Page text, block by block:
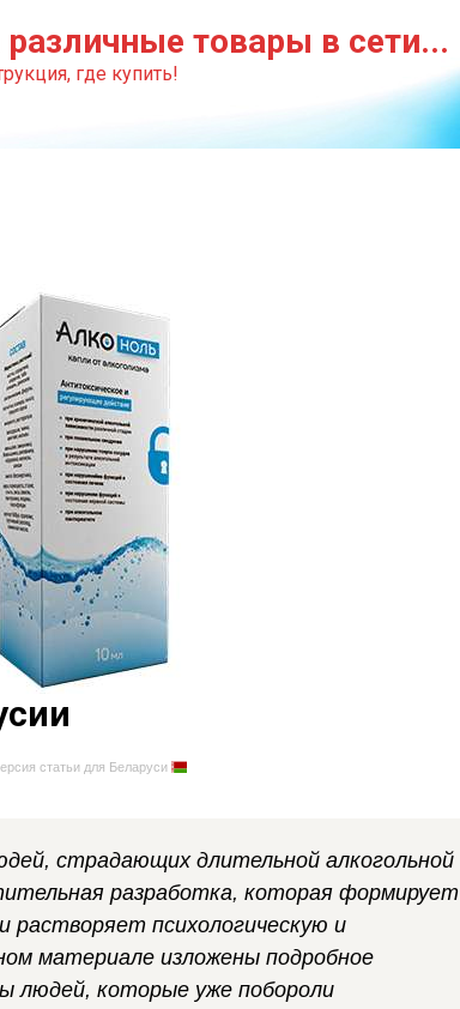
товары в сети...
где купить!
статьи для Беларуси
страдающих длительной алкогольной
разработка, которая формирует
психологическую и
материале изложены подробное
людей, которые уже побороли